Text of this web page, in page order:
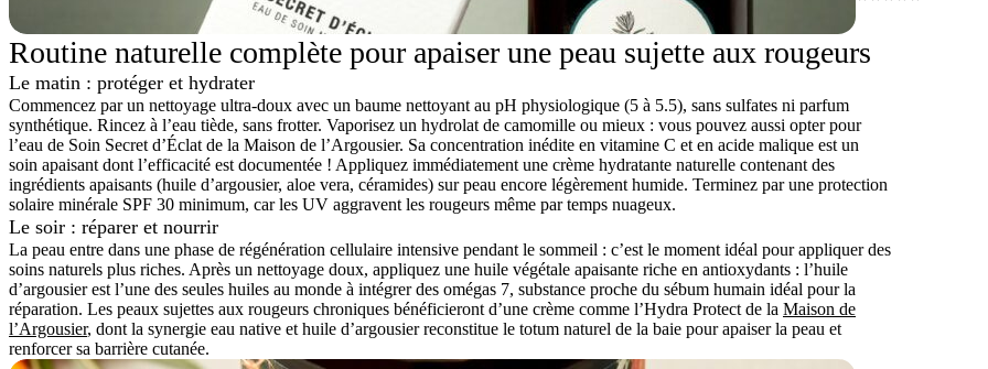
Routine naturelle complète pour apaiser une peau sujette aux rougeurs
Le matin : protéger et hydrater
Commencez par un nettoyage ultra-doux avec un baume nettoyant au pH physiologique (5 à 5.5), sans sulfates ni parfum
synthétique. Rincez à l’eau tiède, sans frotter. Vaporisez un hydrolat de camomille ou mieux : vous pouvez aussi opter pour
l’eau de Soin Secret d’Éclat de la Maison de l’Argousier. Sa concentration inédite en vitamine C et en acide malique est un
soin apaisant dont l’efficacité est documentée ! Appliquez immédiatement une crème hydratante naturelle contenant des
ingrédients apaisants (huile d’argousier, aloe vera, céramides) sur peau encore légèrement humide. Terminez par une protection
solaire minérale SPF 30 minimum, car les UV aggravent les rougeurs même par temps nuageux.
Le soir : réparer et nourrir
La peau entre dans une phase de régénération cellulaire intensive pendant le sommeil : c’est le moment idéal pour appliquer des
soins naturels plus riches. Après un nettoyage doux, appliquez une huile végétale apaisante riche en antioxydants : l’huile
d’argousier est l’une des seules huiles au monde à intégrer des omégas 7, substance proche du sébum humain idéal pour la
réparation. Les peaux sujettes aux rougeurs chroniques bénéficieront d’une crème comme l’Hydra Protect de la Maison de
l’Argousier, dont la synergie eau native et huile d’argousier reconstitue le totum naturel de la baie pour apaiser la peau et
renforcer sa barrière cutanée.